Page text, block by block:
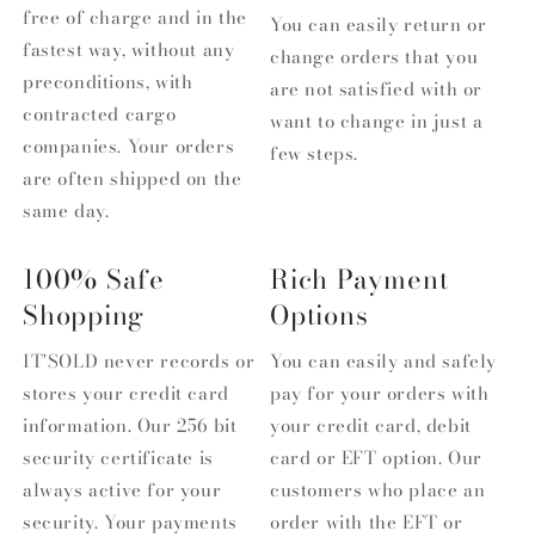
free of charge and in the
fastest way, without any
preconditions, with
contracted cargo
companies. Your orders
are often shipped on the
same day.
You can easily return or
change orders that you
are not satisfied with or
want to change in just a
few steps.
100% Safe
Shopping
IT'SOLD never records or
stores your credit card
information. Our 256 bit
security certificate is
always active for your
security. Your payments
Rich Payment
Options
You can easily and safely
pay for your orders with
your credit card, debit
card or EFT option. Our
customers who place an
order with the EFT or